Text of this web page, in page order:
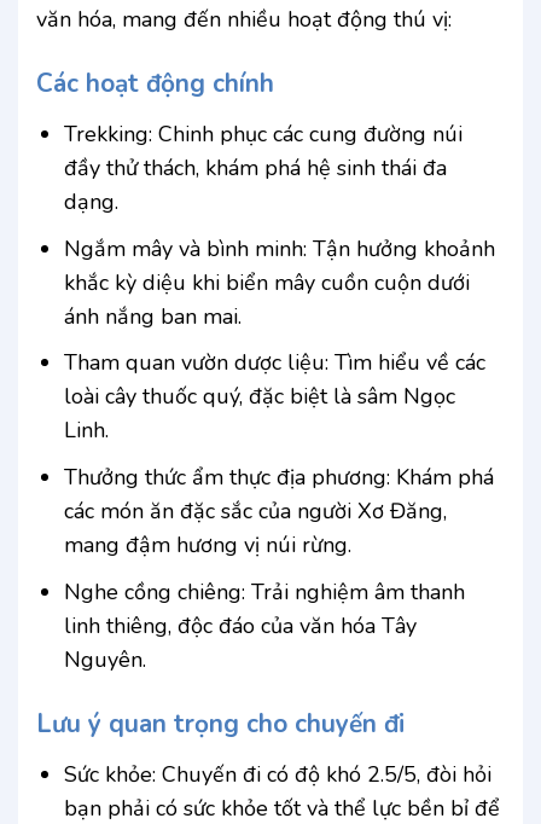
văn hóa, mang đến nhiều hoạt động thú vị:
Các hoạt động chính
Trekking: Chinh phục các cung đường núi
đầy thử thách, khám phá hệ sinh thái đa
dạng.
Ngắm mây và bình minh: Tận hưởng khoảnh
khắc kỳ diệu khi biển mây cuồn cuộn dưới
ánh nắng ban mai.
Tham quan vườn dược liệu: Tìm hiểu về các
loài cây thuốc quý, đặc biệt là sâm Ngọc
Linh.
Thưởng thức ẩm thực địa phương: Khám phá
các món ăn đặc sắc của người Xơ Đăng,
mang đậm hương vị núi rừng.
Nghe cồng chiêng: Trải nghiệm âm thanh
linh thiêng, độc đáo của văn hóa Tây
Nguyên.
Lưu ý quan trọng cho chuyến đi
Sức khỏe: Chuyến đi có độ khó 2.5/5, đòi hỏi
bạn phải có sức khỏe tốt và thể lực bền bỉ để